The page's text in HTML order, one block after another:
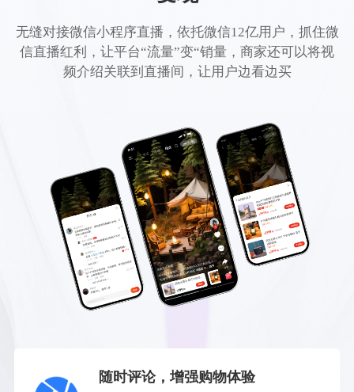
无缝对接微信小程序直播，依托微信12亿用户，抓住微
信直播红利，让平台“流量”变“销量，商家还可以将视
频介绍关联到直播间，让用户边看边买
随时评论，增强购物体验